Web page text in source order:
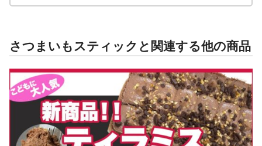
さつまいもスティックと関連する他の商品